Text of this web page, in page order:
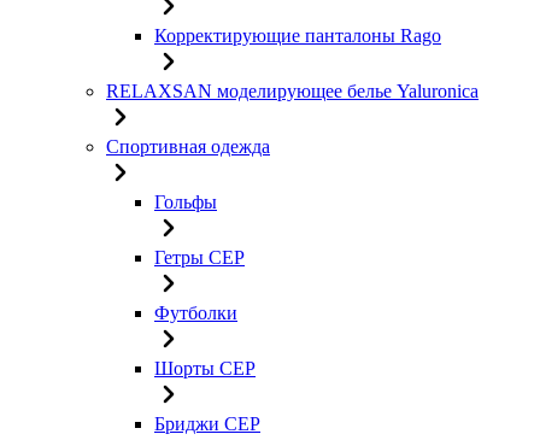
Корректирующие панталоны Rago
RELAXSAN моделирующее белье Yaluroniсa
Спортивная одежда
Гольфы
Гетры CEP
Футболки
Шорты CEP
Бриджи CEP